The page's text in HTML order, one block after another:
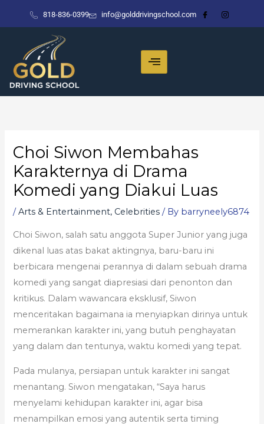
818-836-0399 info@golddrivingschool.com
Choi Siwon Membahas
Karakternya di Drama
Komedi yang Diakui Luas
/Arts & Entertainment, Celebrities / By barryneely6874
Choi Siwon, salah satu anggota Super Junior yang juga
dikenal luas atas bakat aktingnya, baru-baru ini
berbicara mengenai perannya di dalam sebuah drama
komedi yang sangat diapresiasi dari penonton dan
kritikus. Dalam wawancara eksklusif, Siwon
menceritakan bagaimana ia menyiapkan dirinya untuk
memerankan karakter ini, yang butuh penghayatan
yang dalam dan tentunya, waktu komedi yang tepat.
Pada mulanya, persiapan untuk karakter ini sangat
menantang. Siwon mengatakan, “Saya harus
menyelami kehidupan karakter ini, agar bisa
menampilkan emosi yang autentik serta timing